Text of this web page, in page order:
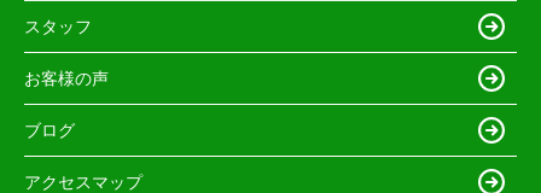
スタッフ
お客様の声
ブログ
アクセスマップ